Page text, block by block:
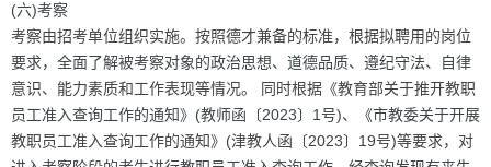
(六)考察
考察由招考单位组织实施。按照德才兼备的标准，根据拟聘用的岗位
要求，全面了解被考察对象的政治思想、道德品质、遵纪守法、自律
意识、能力素质和工作表现等情况。 同时根据《教育部关于推开教职
员工准入查询工作的通知》(教师函〔2023〕1号)、《市教委关于开展
教职员工准入查询工作的通知》(津教人函〔2023〕19号)等要求，对